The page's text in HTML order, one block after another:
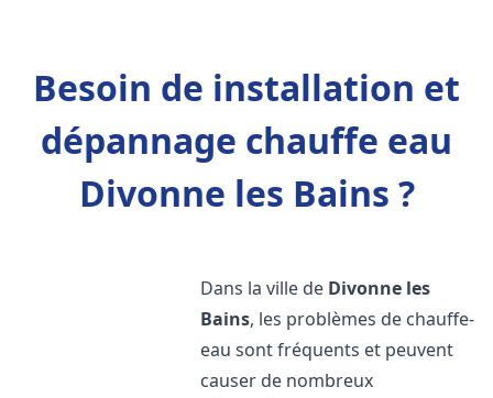
Besoin de installation et
dépannage chauffe eau
Divonne les Bains ?
Dans la ville de Divonne les
Bains, les problèmes de chauffe-
eau sont fréquents et peuvent
causer de nombreux